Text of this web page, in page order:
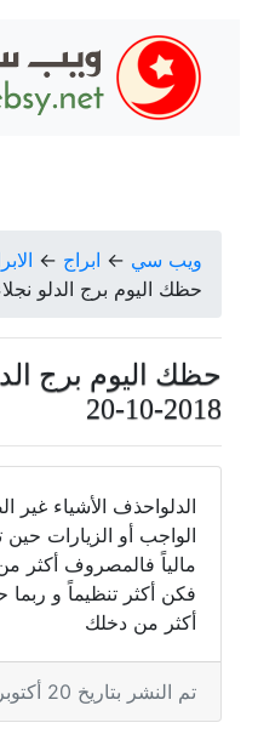
ويب سي ← ابراج ←
حظك اليوم برج الدلو نجلاء
حظك اليوم برج
2018-10-20
الدلواحذف الأشياء غير
الواجب أو الزيارات
مالياً فالمصروف أكثر
فكن أكثر تنظيماً و
أكثر من دخلك
تم النشر بتاريخ 20 أكتوبر، 2018